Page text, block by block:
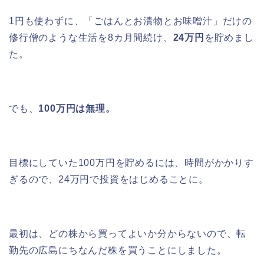
1円も使わずに、「ごはんとお漬物とお味噌汁」だけの
修行僧のような生活を8カ月間続け、 24万円 を貯めまし
た。
でも、 100万円は無理。
目標にしていた100万円を貯めるには、時間がかかりす
ぎるので、24万円で投資をはじめることに。
最初は、どの株から買ってよいか分からないので、転
勤先の広島にちなんだ株を買うことにしました。